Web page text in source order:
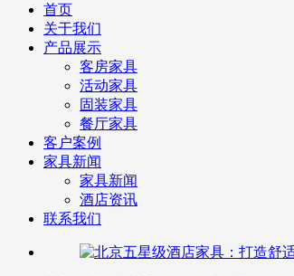
首页
关于我们
产品展示
客房家具
活动家具
固装家具
餐厅家具
客户案例
家具新闻
家具新闻
酒店资讯
联系我们